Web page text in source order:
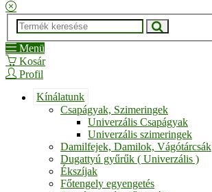
Menü
Kosár
Profil
Kínálatunk
Csapágyak, Szimeringek
Univerzális Csapágyak
Univerzális szimeringek
Damilfejek, Damilok, Vágótárcsák
Dugattyú gyűrűk ( Univerzális )
Ékszíjak
Főtengely egyengetés